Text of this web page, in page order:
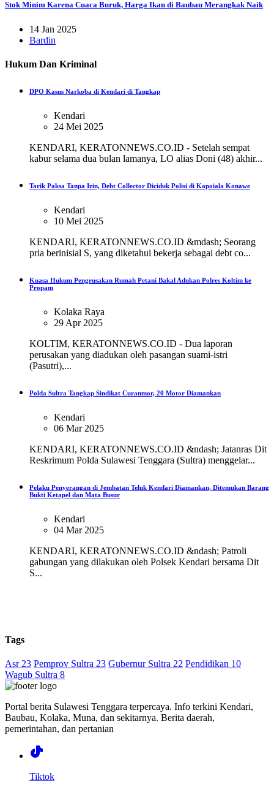
Stok Minim Karena Cuaca Buruk, Harga Ikan di Baubau Merangkak Naik
14 Jan 2025
Bardin
Hukum Dan Kriminal
DPO Kasus Narkoba di Kendari di Tangkap
Kendari
24 Mei 2025
KENDARI, KERATONNEWS.CO.ID - Setelah sempat
kabur selama dua bulan lamanya, LO alias Doni (48) akhir...
Tarik Paksa Tanpa Izin, Debt Collector Diciduk Polisi di Kapoiala Konawe
Kendari
10 Mei 2025
KENDARI, KERATONNEWS.CO.ID &mdash; Seorang
pria berinisial S, yang diketahui bekerja sebagai debt co...
Kuasa Hukum Pengrusakan Rumah Petani Bakal Adukan Polres Koltim ke
Propam
Kolaka Raya
29 Apr 2025
KOLTIM, KERATONNEWS.CO.ID - Dua laporan
perusakan yang diadukan oleh pasangan suami-istri
(Pasutri),...
Polda Sultra Tangkap Sindikat Curanmor, 20 Motor Diamankan
Kendari
06 Mar 2025
KENDARI, KERATONNEWS.CO.ID &ndash; Jatanras Dit
Reskrimum Polda Sulawesi Tenggara (Sultra) menggelar...
Pelaku Penyerangan di Jembatan Teluk Kendari Diamankan, Ditemukan Barang
Bukti Ketapel dan Mata Busur
Kendari
04 Mar 2025
KENDARI, KERATONNEWS.CO.ID &ndash; Patroli
gabungan yang dilakukan oleh Polsek Kendari bersama Dit
S...
Tags
Asr 23 Pemprov Sultra 23 Gubernur Sultra 22 Pendidikan 10
Wagub Sultra 8
Portal berita Sulawesi Tenggara terpercaya. Info terkini Kendari,
Baubau, Kolaka, Muna, dan sekitarnya. Berita daerah,
pemerintahan, dan pertanian
Tiktok